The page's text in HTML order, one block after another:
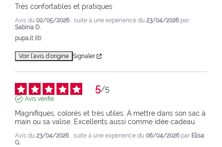
Très confortables et pratiques
Avis du 02/05/2026 , suite à une expérience du 23/04/2026 par
Sabina D.
pupa.it (it)
Voir l’avis d’origine Signaler
5/5
Avis vérifié
Magnifiques, colorés et très utiles. À mettre dans son sac à
main ou sa valise. Excellents aussi comme idée cadeau.
Avis du 23/04/2026 , suite à une expérience du 06/04/2026 par Elisa
G.